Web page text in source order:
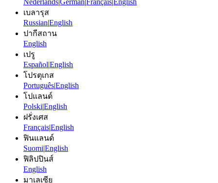
เบลารุส
Russian|English
ปากีสถาน
English
เปรู
Español|English
โปรตุเกส
Português|English
โปแลนด์
Polski|English
ฝรั่งเศส
Français|English
ฟินแลนด์
Suomi|English
ฟิลิปปินส์
English
มาเลเซีย